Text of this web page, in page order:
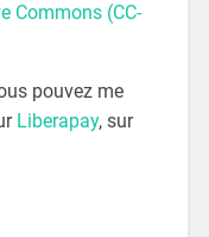
Commons (CC-
pouvez me
Liberapay, sur